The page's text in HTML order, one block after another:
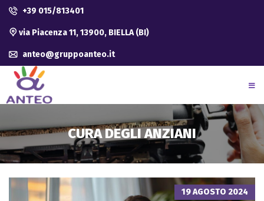
+39 015/813401
via Piacenza 11, 13900, BIELLA (BI)
anteo@gruppoanteo.it
CURA DEGLI ANZIANI
19 AGOSTO 2024